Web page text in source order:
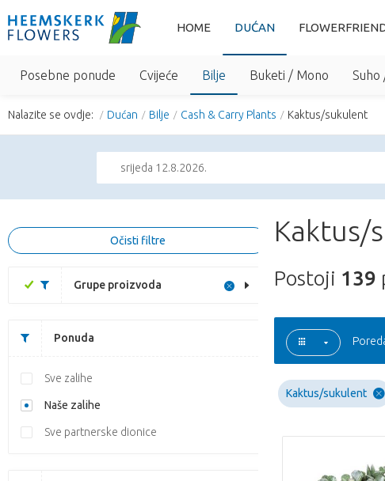
HOME DUĆAN
Posebne ponude Cvijeće Bilje Buketi / Mono Suho
Nalazite se ovdje: Dućan Bilje Cash & Carry Plants Kaktus/sukulent
srijeda 12.8.2026.
Očisti filtre
Grupe proizvoda
Ponuda
Sve zalihe
Naše zalihe
Sve partnerske dionice
Kaktus/
Postoji 139
Kaktus/sukulent